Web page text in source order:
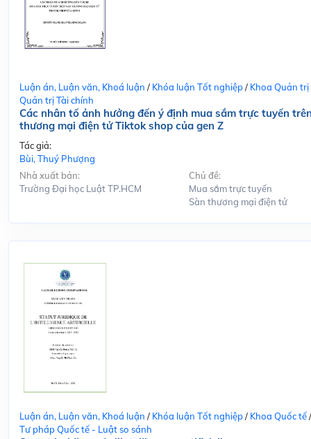
Luận án, Luận văn, Khoá luận / Khóa luận Tốt nghiệp/ Khoa Quản trị
Quản trị Tài chính
Các nhân tố ảnh hưởng đến ý định mua sắm trực tuyến
thương mại điện tử Tiktok shop của gen Z
Tác giả:
Bùi, Thuý Phượng
Nhà xuất bản:
Trường Đại học Luật TP.HCM
Chủ đề:
Mua sắm trực tuyến
Sàn thương mại điện tử
Luận án, Luận văn, Khoá luận / Khóa luận Tốt nghiệp/ Khoa Quốc tế/
Tư pháp Quốc tế - Luật so sánh